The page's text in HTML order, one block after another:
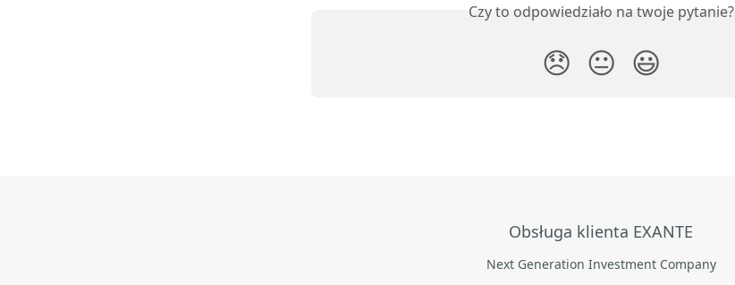
Czy to odpowiedziało na twoje pytanie?
😞 😐 😃
Obsługa klienta EXANTE
Next Generation Investment Company